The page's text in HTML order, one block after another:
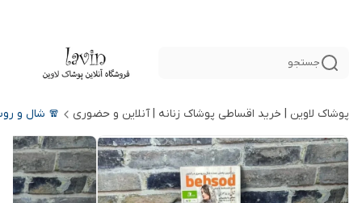
جستجو
پوشاک لاوین | خرید اقساطی پوشاک زنانه | آنلاین و حضوری 🧣 شال و